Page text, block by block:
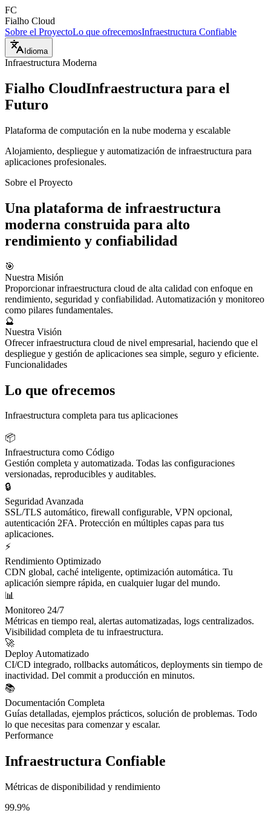
FC
Fialho Cloud
Sobre el ProyectoLo que ofrecemosInfraestructura Confiable
Idioma
Infraestructura Moderna
Fialho CloudInfraestructura para el
Futuro
Plataforma de computación en la nube moderna y escalable
Alojamiento, despliegue y automatización de infraestructura para
aplicaciones profesionales.
Sobre el Proyecto
Una plataforma de infraestructura
moderna construida para alto
rendimiento y confiabilidad
🎯
Nuestra Misión
Proporcionar infraestructura cloud de alta calidad con enfoque en
rendimiento, seguridad y confiabilidad. Automatización y monitoreo
como pilares fundamentales.
🔮
Nuestra Visión
Ofrecer infraestructura cloud de nivel empresarial, haciendo que el
despliegue y gestión de aplicaciones sea simple, seguro y eficiente.
Funcionalidades
Lo que ofrecemos
Infraestructura completa para tus aplicaciones
📦
Infraestructura como Código
Gestión completa y automatizada. Todas las configuraciones
versionadas, reproducibles y auditables.
🔒
Seguridad Avanzada
SSL/TLS automático, firewall configurable, VPN opcional,
autenticación 2FA. Protección en múltiples capas para tus
aplicaciones.
⚡
Rendimiento Optimizado
CDN global, caché inteligente, optimización automática. Tu
aplicación siempre rápida, en cualquier lugar del mundo.
📊
Monitoreo 24/7
Métricas en tiempo real, alertas automatizadas, logs centralizados.
Visibilidad completa de tu infraestructura.
🚀
Deploy Automatizado
CI/CD integrado, rollbacks automáticos, deployments sin tiempo de
inactividad. Del commit a producción en minutos.
📚
Documentación Completa
Guías detalladas, ejemplos prácticos, solución de problemas. Todo
lo que necesitas para comenzar y escalar.
Performance
Infraestructura Confiable
Métricas de disponibilidad y rendimiento
99.9%